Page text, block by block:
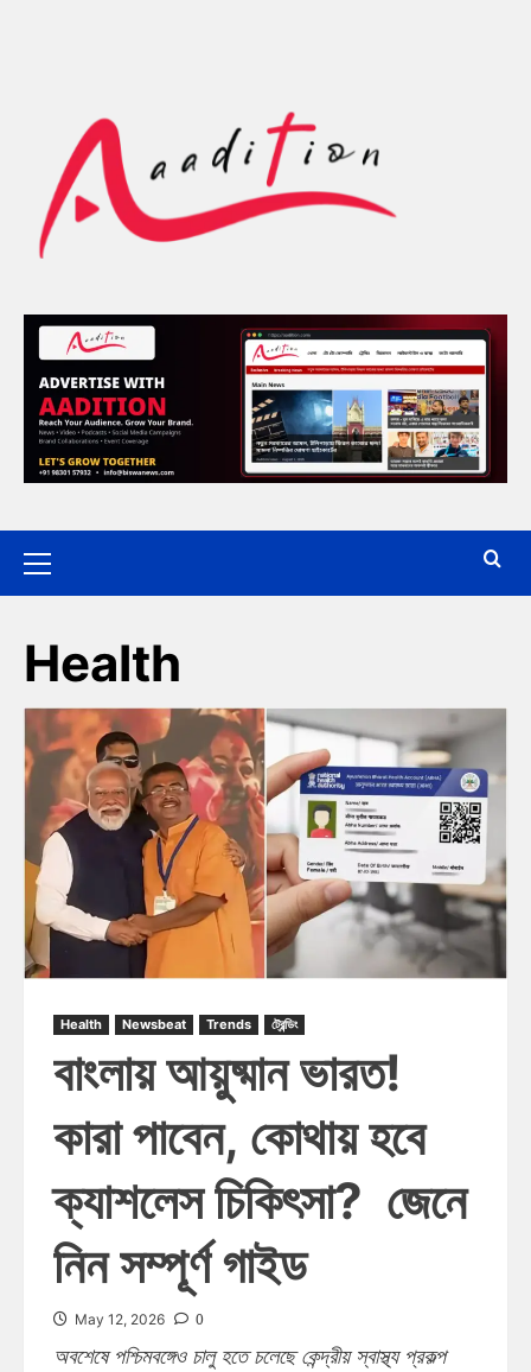
Health
Health Newsbeat Trends ট্রেন্ডিং
বাংলায় আয়ুষ্মান ভারত!
কারা পাবেন, কোথায় হবে
ক্যাশলেস চিকিৎসা? জেনে
নিন সম্পূর্ণ গাইড
May 12, 2026 0
অবশেষে পশ্চিমবঙ্গেও চালু হতে চলেছে কেন্দ্রীয় স্বাস্থ্য প্রকল্প